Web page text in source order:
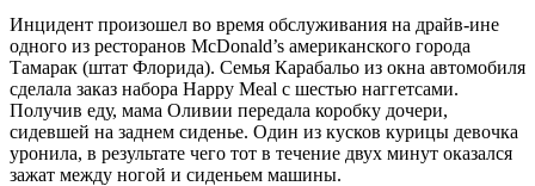
Инцидент произошел во время обслуживания на драйв-ине
одного из ресторанов McDonald’s американского города
Тамарак (штат Флорида). Семья Карабальо из окна автомобиля
сделала заказ набора Happy Meal с шестью наггетсами.
Получив еду, мама Оливии передала коробку дочери,
сидевшей на заднем сиденье. Один из кусков курицы девочка
уронила, в результате чего тот в течение двух минут оказался
зажат между ногой и сиденьем машины.